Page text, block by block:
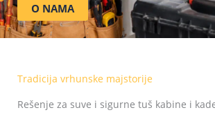
O NAMA
Tradicija vrhunske majstorije
Rešenje za suve i sigurne tuš kabine i